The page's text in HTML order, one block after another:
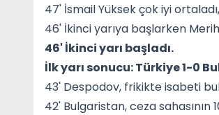
47' İsmail Yüksek çok iyi
46' İkinci yarıya başlarken
46' İkinci yarı başladı.
İlk yarı sonucu: Türkiye 1-0
43' Despodov, frikikte isabeti
42' Bulgaristan, ceza